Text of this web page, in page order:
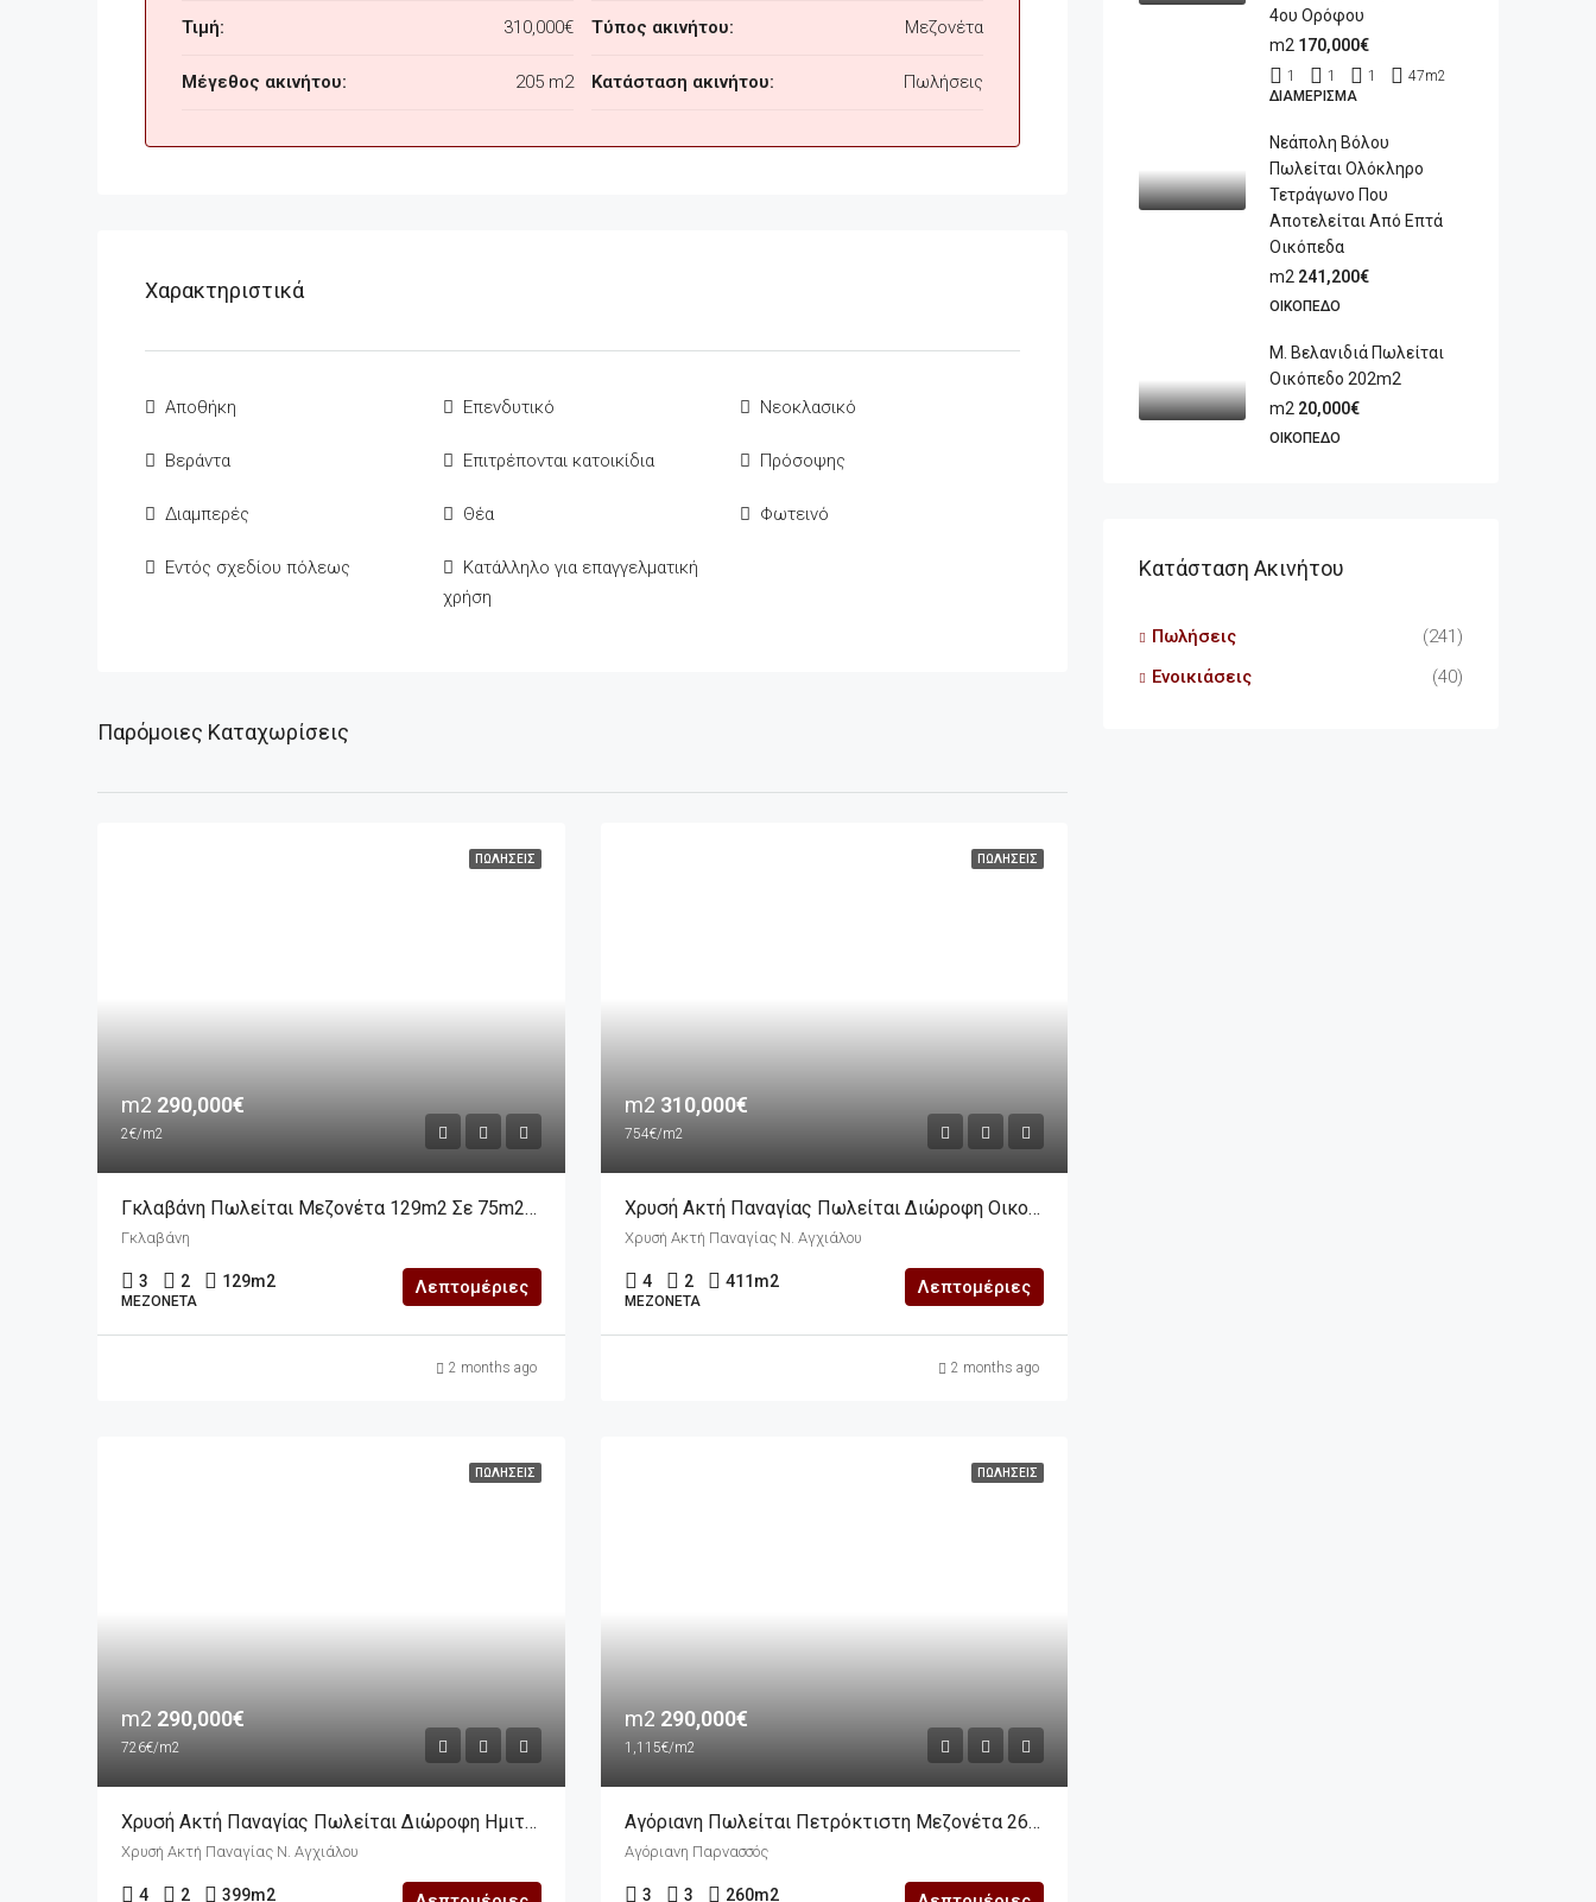
Τιμή: 310,000€
Μέγεθος ακινήτου: 205 m2
Τύπος ακινήτου: Μεζονέτα
Κατάσταση ακινήτου: Πωλήσεις
Χαρακτηριστικά
Αποθήκη
Βεράντα
Διαμπερές
Εντός σχεδίου πόλεως
Επενδυτικό
Επιτρέπονται κατοικίδια
Θέα
Κατάλληλο για επαγγελματική
χρήση
Νεοκλασικό
Πρόσοψης
Φωτεινό
Παρόμοιες Καταχωρίσεις
ΠΩΛΉΣΕΙΣ
m2 290,000€
2€/m2
Γκλαβάνη Πωλείται Μεζονέτα 129m2 Σε 75m2 Οικόπεδο Πλήρως Ανακαινισμένη
Γκλαβάνη
3 2 129m2
ΜΕΖΟΝΈΤΑ
Λεπτομέριες
2 months ago
ΠΩΛΉΣΕΙΣ
m2 310,000€
754€/m2
Χρυσή Ακτή Παναγίας Πωλείται Διώροφη Οικοδομή 411m2 Σε Οικόπεδο 282m2
Χρυσή Ακτή Παναγίας Ν. Αγχιάλου
4 2 411 m2
ΜΕΖΟΝΈΤΑ
Λεπτομέριες
2 months ago
ΠΩΛΉΣΕΙΣ
m2 290,000€
726€/m2
Χρυσή Ακτή Παναγίας Πωλείται Διώροφη Ημιτελής Οικοδομή 399m2 Σε Οικόπεδο 334m2
Χρυσή Ακτή Παναγίας Ν. Αγχιάλου
4 2 399m2
ΠΩΛΉΣΕΙΣ
m2 290,000€
1,115€/m2
Αγόριανη Πωλείται Πετρόκτιστη Μεζονέτα 260m2 Σε 300m2 Οικόπεδο
Αγόριανη Παρνασσός
3 3 260m2
4ου Ορόφου
m2 170,000€
1 1 1 47m2
ΔΙΑΜΈΡΙΣΜΑ
Νεάπολη Βόλου
Πωλείται Ολόκληρο
Τετράγωνο Που
Αποτελείται Από Επτά
Οικόπεδα
m2 241,200€
ΟΙΚΌΠΕΔΟ
Μ. Βελανιδιά Πωλείται
Οικόπεδο 202m2
m2 20,000€
ΟΙΚΌΠΕΔΟ
Κατάσταση Ακινήτου
Πωλήσεις
(241)
Ενοικιάσεις
(40)